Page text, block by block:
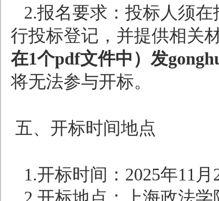
2.报名要求：投标人须
行投标登记，并提供相关
在1个pdf文件中）发
将无法参与开标。
五、开标时间地点
1.开标时间： 2025年11 月